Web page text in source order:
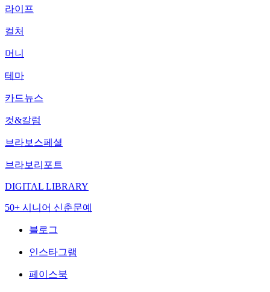
라이프
컬처
머니
테마
카드뉴스
컷&칼럼
브라보스페셜
브라보리포트
DIGITAL LIBRARY
50+ 시니어 신춘문예
블로그
인스타그램
페이스북